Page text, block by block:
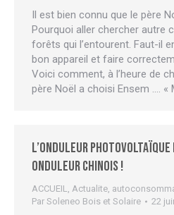
Il est bien connu que le père
Pourquoi aller chercher autre
forêts qui l’entourent. Faut-il
bon appareil et faire
Voici comment, à l’heure de
père Noël a choisi Ensem …. «
L’onduleur photovoltaïque
onduleur chinois !
ACCUEIL, Actualite,
Par Soleneo Bois et Solaire 22